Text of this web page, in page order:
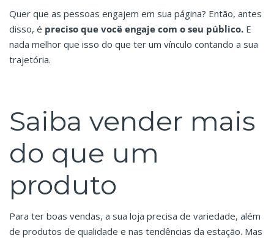
Quer que as pessoas engajem em sua página? Então, antes
disso, é preciso que você engaje com o seu público. E
nada melhor que isso do que ter um vínculo contando a sua
trajetória.
Saiba vender mais
do que um
produto
Para ter boas vendas, a sua loja precisa de variedade, além
de produtos de qualidade e nas tendências da estação. Mas